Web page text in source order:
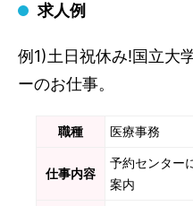
求人例
例1)土日祝休み!国立大
ーのお仕事。
職種 医療事務
仕事内容
予約センター
案内